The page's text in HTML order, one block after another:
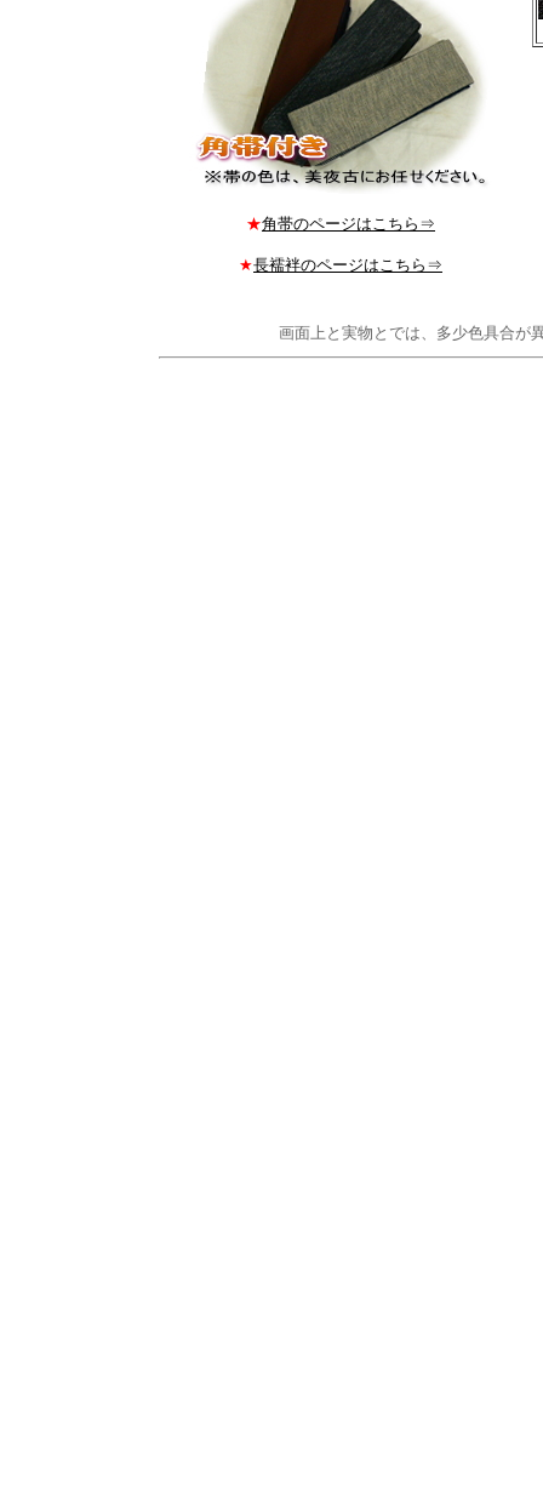
★角帯のページはこちら⇒
★長襦袢のページはこちら⇒
画面上と実物とでは、多少色具合が